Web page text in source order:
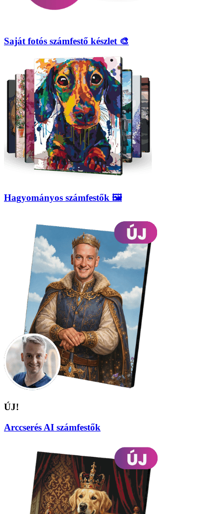
Saját fotós számfestő készlet 🎨
Hagyományos számfestők 🖼️
ÚJ!
Arccserés AI számfestők